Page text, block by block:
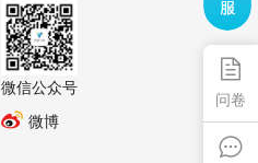
问卷
微信公众号
微博